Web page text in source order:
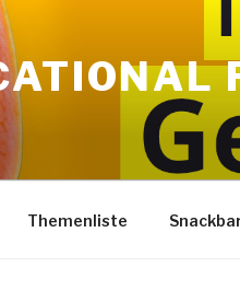
Themenliste